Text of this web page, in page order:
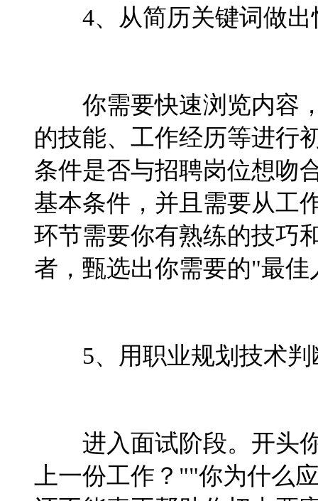
4、从简历关键词做
你需要快速浏览内容
的技能、工作经历等进行
条件是否与招聘岗位想吻
基本条件，并且需要从工
环节需要你有熟练的技巧
者，甄选出你需要的"最佳
5、用职业规划技术
进入面试阶段。开头
上一份工作？""你为什么